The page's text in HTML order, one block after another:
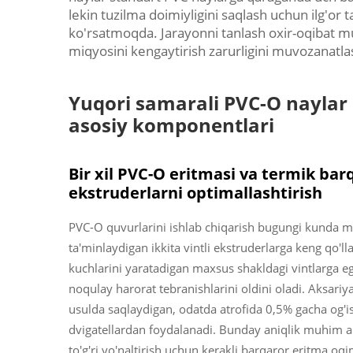
lekin tuzilma doimiyligini saqlash uchun ilg'or
ko'rsatmoqda. Jarayonni tanlash oxir-oqibat
miqyosini kengaytirish zarurligini
Yuqori samarali PVC-O
asosiy komponentlari
Bir xil PVC-O eritmasi va termik
ekstruderlarni optimallashtirish
PVC-O quvurlarini ishlab chiqarish bugungi kunda
ta'minlaydigan ikkita vintli ekstruderlarga keng
kuchlarini yaratadigan maxsus shakldagi vintlarga
noqulay harorat tebranishlarini oldini oladi.
usulda saqlaydigan, odatda atrofida 0,5% gacha
dvigatellardan foydalanadi. Bunday aniqlik muhim
to'g'ri yo'naltirish uchun kerakli barqaror eritma